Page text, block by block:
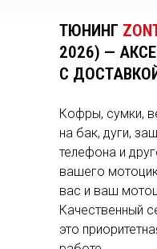
ТЮНИНГ
2026) —
С
Кофры, сумки,
на бак, дуги,
телефона и
вашего
вас и ваш
Качественный
это